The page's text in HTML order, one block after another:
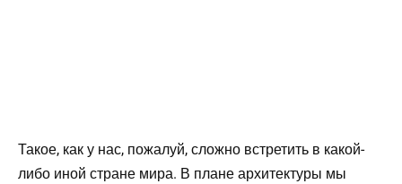
Такое, как у нас, пожалуй, сложно встретить в какой-
либо иной стране мира. В плане архитектуры мы